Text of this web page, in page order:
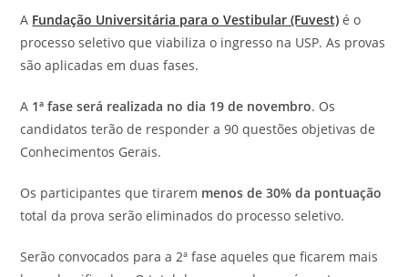
A Fundação Universitária para o Vestibular (Fuvest) é o
processo seletivo que viabiliza o ingresso na USP. As provas
são aplicadas em duas fases.
A 1ª fase será realizada no dia 19 de novembro. Os
candidatos terão de responder a 90 questões objetivas de
Conhecimentos Gerais.
Os participantes que tirarem menos de 30% da pontuação
total da prova serão eliminados do processo seletivo.
Serão convocados para a 2ª fase aqueles que ficarem mais